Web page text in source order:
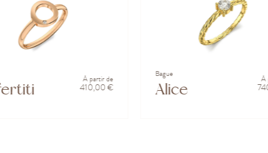
À partir de
410,00 €
Bague
Alice
À